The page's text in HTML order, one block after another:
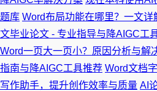
题库 Word布局功能在哪里？一文
文毕业论文 - 专业指导与降AIGC工
Word一页大一页小？原因分析与解
指南与降AIGC工具推荐 Word文档
写作助手，提升创作效率与质量 AI